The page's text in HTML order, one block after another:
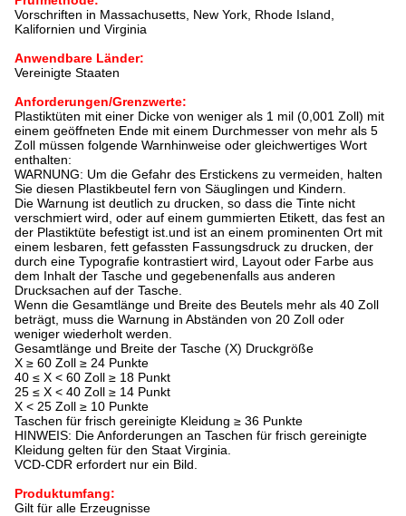
Vorschriften in Massachusetts, New York, Rhode Island,
Kalifornien und Virginia
Anwendbare Länder:
Vereinigte Staaten
Anforderungen/Grenzwerte:
Plastiktüten mit einer Dicke von weniger als 1 mil (0,001 Zoll) mit
einem geöffneten Ende mit einem Durchmesser von mehr als 5
Zoll müssen folgende Warnhinweise oder gleichwertiges Wort
enthalten:
WARNUNG: Um die Gefahr des Erstickens zu vermeiden, halten
Sie diesen Plastikbeutel fern von Säuglingen und Kindern.
Die Warnung ist deutlich zu drucken, so dass die Tinte nicht
verschmiert wird, oder auf einem gummierten Etikett, das fest an
der Plastiktüte befestigt ist.und ist an einem prominenten Ort mit
einem lesbaren, fett gefassten Fassungsdruck zu drucken, der
durch eine Typografie kontrastiert wird, Layout oder Farbe aus
dem Inhalt der Tasche und gegebenenfalls aus anderen
Drucksachen auf der Tasche.
Wenn die Gesamtlänge und Breite des Beutels mehr als 40 Zoll
beträgt, muss die Warnung in Abständen von 20 Zoll oder
weniger wiederholt werden.
Gesamtlänge und Breite der Tasche (X) Druckgröße
X ≥ 60 Zoll ≥ 24 Punkte
40 ≤ X < 60 Zoll ≥ 18 Punkt
25 ≤ X < 40 Zoll ≥ 14 Punkt
X < 25 Zoll ≥ 10 Punkte
Taschen für frisch gereinigte Kleidung ≥ 36 Punkte
HINWEIS: Die Anforderungen an Taschen für frisch gereinigte
Kleidung gelten für den Staat Virginia.
VCD-CDR erfordert nur ein Bild.
Produktumfang:
Gilt für alle Erzeugnisse